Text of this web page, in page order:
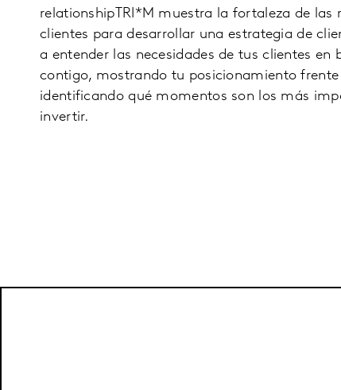
relationshipTRI*M muestra la fortaleza de las
clientes para desarrollar una estrategia de
a entender las necesidades de tus clientes en
contigo, mostrando tu posicionamiento
identificando qué momentos son los más
invertir.